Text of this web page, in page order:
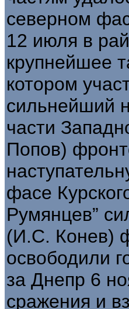
северном
12 июля в
крупнейшее
котором
сильнейший
части
Попов)
фасе
Румянцев”
(И.С. Конев)
освободили
за Днепр 6
сражения и